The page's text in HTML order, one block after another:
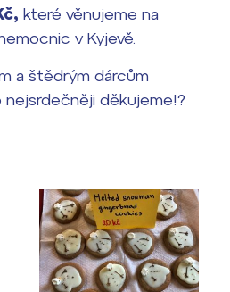
roku
které věnujeme na
v Kyjevě.
a štědrým dárcům
děkujeme!?